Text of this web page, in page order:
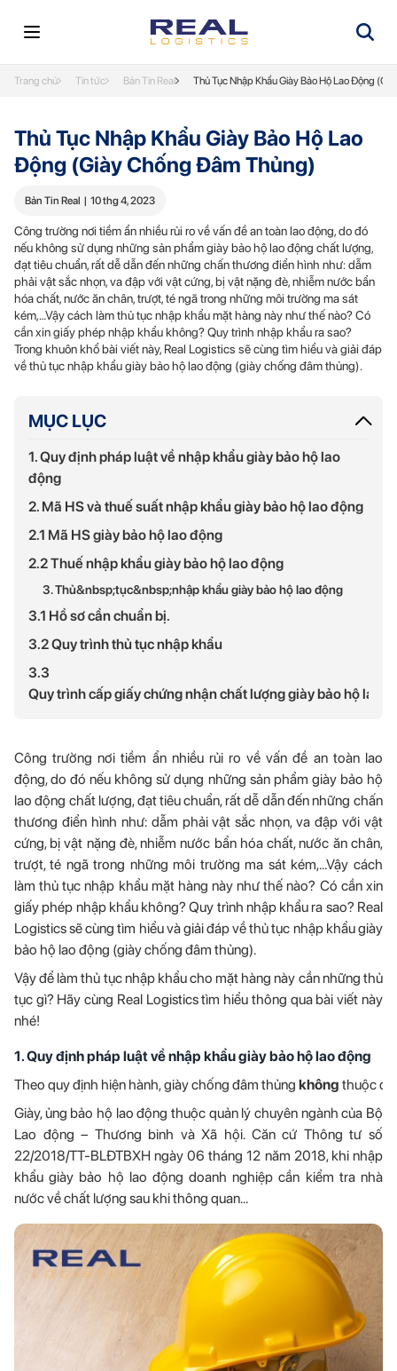
Trang chủ Tin tức Bản Tin Real Thủ Tục Nhập Khẩu Giày Bảo Hộ Lao Động
Thủ Tục Nhập Khẩu Giày Bảo Hộ Lao
Động (Giày Chống Đâm Thủng)
Bản Tin Real | 10 thg 4, 2023
Công trường nơi tiềm ẩn nhiều rủi ro về vấn đề an toàn lao động, do đó
nếu không sử dụng những sản phẩm giày bảo hộ lao động chất lượng,
đạt tiêu chuẩn, rất dễ dẫn đến những chấn thương điển hình như: dẫm
phải vật sắc nhọn, va đập với vật cứng, bị vật nặng đè, nhiễm nước bẩn
hóa chất, nước ăn chân, trượt, té ngã trong những môi trường ma sát
kém,…Vậy cách làm thủ tục nhập khẩu mặt hàng này như thế nào? Có
cần xin giấy phép nhập khẩu không? Quy trình nhập khẩu ra sao?
Trong khuôn khổ bài viết này, Real Logistics sẽ cùng tìm hiểu và giải đáp
về thủ tục nhập khẩu giày bảo hộ lao động (giày chống đâm thủng).
MỤC LỤC
1. Quy định pháp luật về nhập khẩu giày bảo hộ lao
động
2. Mã HS và thuế suất nhập khẩu giày bảo hộ lao động
2.1 Mã HS giày bảo hộ lao động
2.2 Thuế nhập khẩu giày bảo hộ lao động
3. Thủ&nbsp;tục&nbsp;nhập khẩu giày bảo hộ lao động
3.1 Hồ sơ cần chuẩn bị.
3.2 Quy trình thủ tục nhập khẩu
3.3
Quy trình cấp giấy chứng nhận chất lượng giày bảo hộ lao
Công trường nơi tiềm ẩn nhiều rủi ro về vấn đề an toàn lao
động, do đó nếu không sử dụng những sản phẩm giày bảo hộ
lao động chất lượng, đạt tiêu chuẩn, rất dễ dẫn đến những chấn
thương điển hình như: dẫm phải vật sắc nhọn, va đập với vật
cứng, bị vật nặng đè, nhiễm nước bẩn hóa chất, nước ăn chân,
trượt, té ngã trong những môi trường ma sát kém,...Vậy cách
làm thủ tục nhập khẩu mặt hàng này như thế nào? Có cần xin
giấy phép nhập khẩu không? Quy trình nhập khẩu ra sao? Real
Logistics sẽ cùng tìm hiểu và giải đáp về thủ tục nhập khẩu giày
bảo hộ lao động (giày chống đâm thủng).
Vậy để làm thủ tục nhập khẩu cho mặt hàng này cần những thủ
tục gì? Hãy cùng Real Logistics tìm hiểu thông qua bài viết này
nhé!
1. Quy định pháp luật về nhập khẩu giày bảo hộ lao động
Theo quy định hiện hành, giày chống đâm thủng không thuộc
Giày, ủng bảo hộ lao động thuộc quản lý chuyên ngành của Bộ
Lao động – Thương binh và Xã hội. Căn cứ Thông tư số
22/2018/TT-BLĐTBXH ngày 06 tháng 12 năm 2018, khi nhập
khẩu giày bảo hộ lao động doanh nghiệp cần kiểm tra nhà
nước về chất lượng sau khi thông quan...